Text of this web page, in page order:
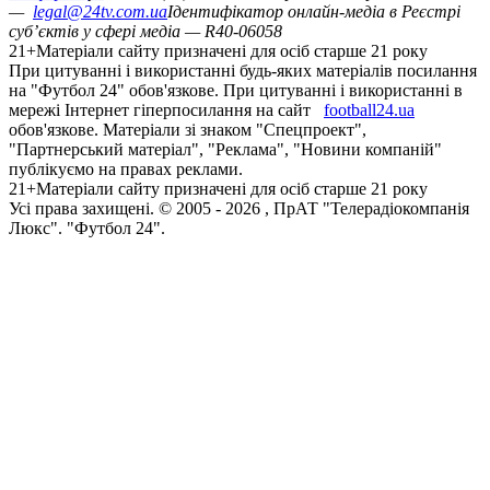
— legal@24tv.com.uaІдентифікатор онлайн-медіа в Реєстрі
суб’єктів у сфері медіа — R40-06058
21+Матеріали сайту призначені для осіб старше 21 року
При цитуванні і використанні будь-яких матеріалів посилання
на "Футбол 24" обов'язкове. При цитуванні і використанні в
мережі Інтернет гіперпосилання на сайт
football24.ua
обов'язкове. Матеріали зі знаком "Спецпроект",
"Партнерський матеріал", "Реклама", "Новини компаній"
публікуємо на правах реклами.
21+Матеріали сайту призначені для осіб старше 21 року
Усi права захищенi. © 2005 - 2026 , ПрАТ "Телерадіокомпанія
Люкс". "Футбол 24".